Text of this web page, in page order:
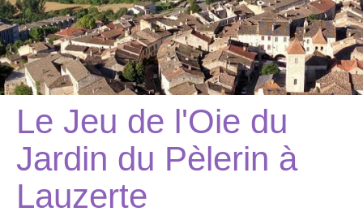
Le Jeu de l'Oie du
Jardin du Pèlerin à
Lauzerte